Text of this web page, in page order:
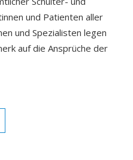
und Patienten aller
und Spezialisten legen
auf die Ansprüche der